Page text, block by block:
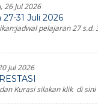
26 Jul 2026
31 Juli 2026
pelajaran 27 s.d.
Jul 2026
Kurasi silakan klik di sini